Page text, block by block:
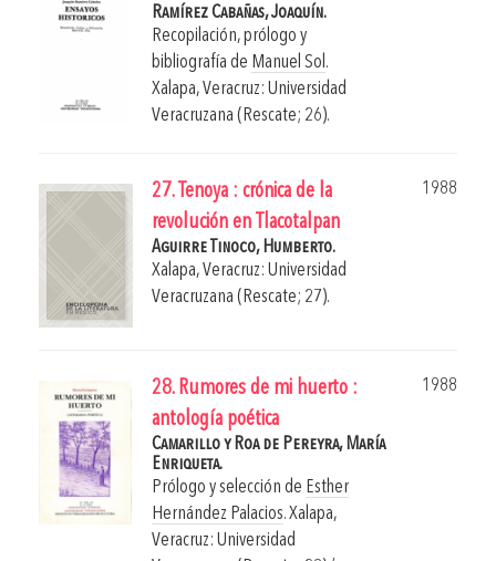
Ramírez Cabañas, Joaquín.
Recopilación, prólogo y
bibliografía de Manuel Sol .
Xalapa, Veracruz: Universidad
Veracruzana (Rescate; 26).
27. Tenoya : crónica de la
revolución en Tlacotalpan
1988
Aguirre Tinoco, Humberto.
Xalapa, Veracruz: Universidad
Veracruzana (Rescate; 27).
28. Rumores de mi huerto :
antología poética
1988
Camarillo y Roa de Pereyra, María
Enriqueta.
Prólogo y selección de Esther
Hernández Palacios.Xalapa,
Veracruz: Universidad